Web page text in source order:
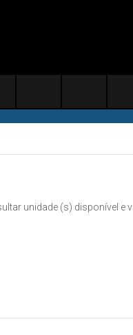
unidade (s) disponível e